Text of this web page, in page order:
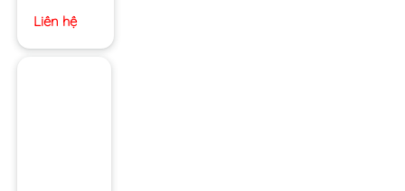
Liên hệ